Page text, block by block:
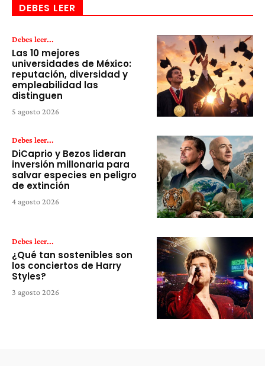
DEBES LEER
Debes leer...
Las 10 mejores
universidades de México:
reputación, diversidad y
empleabilidad las
distinguen
5 agosto 2026
Debes leer...
DiCaprio y Bezos lideran
inversión millonaria para
salvar especies en peligro
de extinción
4 agosto 2026
Debes leer...
¿Qué tan sostenibles son
los conciertos de Harry
Styles?
3 agosto 2026